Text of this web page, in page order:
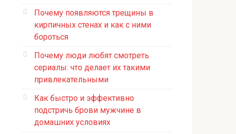
Почему появляются трещины в
кирпичных стенах и как с ними
бороться
Почему люди любят смотреть
сериалы: что делает их такими
привлекательными
Как быстро и эффективно
подстричь брови мужчине в
домашних условиях